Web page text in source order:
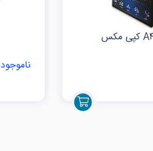
ناموجود